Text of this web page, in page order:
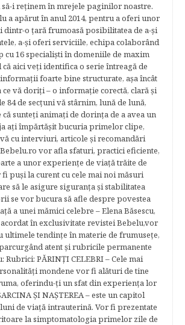
i reţinem în mrejele paginilor noastre.​
a apărut în anul 2014, pentru a oferi unor
dintr-o ţară frumoasă posibilitatea de a-şi
a-şi oferi serviciile, echipa colaborând
cu 16 specialişti în domeniile de maxim
că aici veţi identifica o serie întreagă de
foarte bine structurate, aşa încât
ce vă doriţi – o informaţie corectă, clară şi
84 de secțuni vă stârnim, lună de lună,
sunteţi animaţi de dorinţa de a avea un
aţi împărtăşit bucuria primelor clipe,
cu interviuri, articole şi recomandări
vor afla sfaturi, practici eficiente,
a unor experienţe de viaţă trăite de
puşi la curent cu cele mai noi măsuri
să le asigure siguranţa şi stabilitatea
se vor bucura să afle despre povestea
a unei mămici celebre – Elena Băsescu,
în exclusivitate revistei Bebelu,vor
ultimele tendinţe în materie de frumuseţe,
atent şi rubricile permanente
Rubrici: PĂRINŢI CELEBRI – Cele mai
mondene vor fi alături de tine
oferindu-ţi un sfat din experienţa lor
ŞI NAŞTEREA – este un capitol
de viaţă intrauterină. Vor fi prezentate
la simptomatologia primelor zile de